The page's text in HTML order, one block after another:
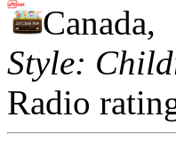
Canada,
Style:
Radio